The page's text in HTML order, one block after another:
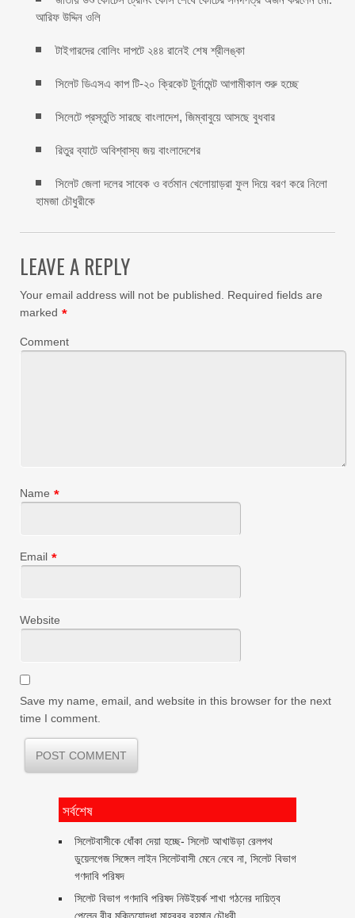
আরিফ উদ্দিন ওলি
টাইগারদের বোলিং দাপটে ২৪৪ রানেই শেষ শ্রীলঙ্কা
সিলেট ডিএসএ কাপ টি-২০ ক্রিকেট টুর্নামেন্ট আগামীকাল শুরু হচ্ছে
সিলেটে প্রস্তুতি সারছে বাংলাদেশ, জিম্বাবুয়ে আসছে বুধবার
রিতুর ব্যাটে অবিশ্বাস্য জয় বাংলাদেশের
সিলেট জেলা দলের সাবেক ও বর্তমান খেলোয়াড়রা ফুল দিয়ে বরণ করে নিলো
হামজা চৌধুরীকে
LEAVE A REPLY
Your email address will not be published.
Required fields are
marked *
Comment
Name *
Email *
Website
Save my name, email, and website in this browser for the next
time I comment.
সর্বশেষ
‎সিলেটবাসীকে ধোঁকা দেয়া হচ্ছে- সিলেট আখাউড়া রেলপথ
ডুয়েলগেজ সিঙ্গেল লাইন সিলেটবাসী মেনে নেবে না, সিলেট বিভাগ
গণদাবি পরিষদ
সিলেট বিভাগ গণদাবি পরিষদ নিউইয়র্ক শাখা গঠনের দায়িত্ব
পেলেন বীর মুক্তিযোদ্ধা মাহবুবুর রহমান চৌধুরী ‎ ‎